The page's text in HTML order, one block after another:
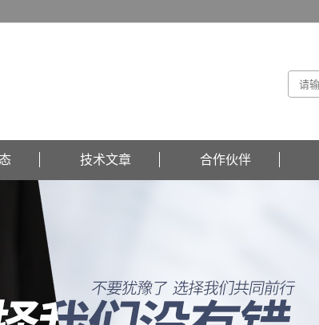
技术文章 合作伙伴